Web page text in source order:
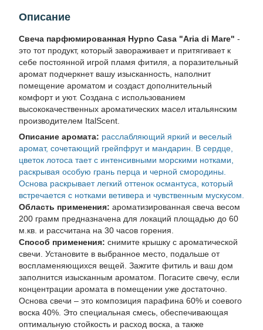
Описание
Свеча парфюмированная Hypno Casa "Aria di Mare" -
это тот продукт, который завораживает и притягивает к
себе постоянной игрой пламя фитиля, а поразительный
аромат подчеркнет вашу изысканность, наполнит
помещение ароматом и создаст дополнительный
комфорт и уют. Создана с использованием
высококачественных ароматических масел итальянским
производителем ItalScent.
Описание аромата: расслабляющий яркий и веселый
аромат, сочетающий грейпфрут и мандарин. В сердце,
цветок лотоса тает с интенсивными морскими нотками,
раскрывая особую грань перца и черной смородины.
Основа раскрывает легкий оттенок османтуса, который
встречается с нотками ветивeра и чувственным мускусом.
Область применения: ароматизированная свеча весом
200 грамм предназначена для локаций площадью до 60
м.кв. и рассчитана на 30 часов горения.
Способ применения: снимите крышку с ароматической
свечи. Установите в выбранное место, подальше от
воспламеняющихся вещей. Зажгите фитиль и ваш дом
заполнится изысканным ароматом. Погасите свечу, если
концентрации аромата в помещении уже достаточно.
Основа свечи – это композиция парафина 60% и соевого
воска 40%. Это специальная смесь, обеспечивающая
оптимальную стойкость и расход воска, а также